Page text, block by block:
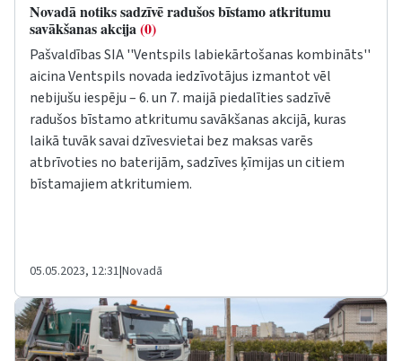
Novadā notiks sadzīvē radušos bīstamo atkritumu
savākšanas akcija(0)
Pašvaldības SIA ''Ventspils labiekārtošanas kombināts''
aicina Ventspils novada iedzīvotājus izmantot vēl
nebijušu iespēju – 6. un 7. maijā piedalīties sadzīvē
radušos bīstamo atkritumu savākšanas akcijā, kuras
laikā tuvāk savai dzīvesvietai bez maksas varēs
atbrīvoties no baterijām, sadzīves ķīmijas un citiem
bīstamajiem atkritumiem.
05.05.2023, 12:31|Novadā